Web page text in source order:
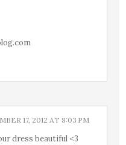
17, 2012 AT 8:03 PM
dress beautiful <3